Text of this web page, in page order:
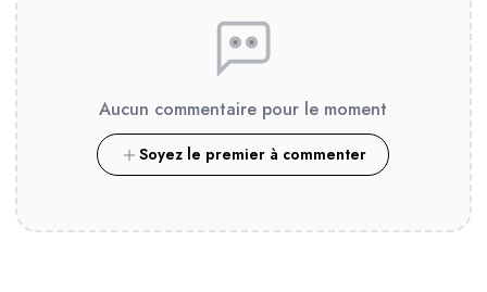
Aucun commentaire pour le moment
Soyez le premier à commenter